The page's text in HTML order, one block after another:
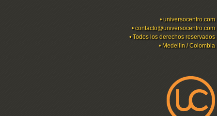
•universocentro.com
•contacto@universocentro.com
• Todos los derechos reservados
• Medellín / Colombia